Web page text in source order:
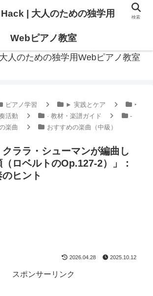
人のための独学用Webピアノ教室
ピアノ学習 ► 実践とケア
‣
活動
· 教材・楽譜ガイド
-
楽曲
おすすめの楽曲（中級）
クララ・シューマンが編曲し
ロベルトのOp.127-2）」：
ヒント
2026.04.28 2025.10.12
スポンサーリンク
| 大人のための独学用
Webピアノ教室
検索